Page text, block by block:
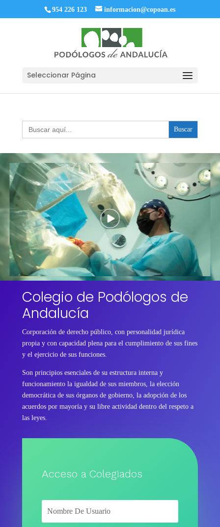
954 226 123 informacion@copoan.es
Seleccionar Página
Buscar:
Colegio de Podólogos de
Andalucía
Corporación de derecho público, con personalidad jurídica
propia y con capacidad plena para el cumplimiento de sus fines
y el ejercicio de sus funciones.
Son principios esenciales de su estructura interna y
funcionamiento la igualdad de sus miembros, la elección
democrática de sus órganos de gobierno, la adopción de los
acuerdos por mayoría y su libre actividad dentro del respeto a
las leyes.
Acceso a Colegiados